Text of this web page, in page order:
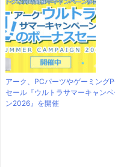
アーク、PCパーツやゲーミング
セール『ウルトラサマーキャンペ
ン2026』を開催